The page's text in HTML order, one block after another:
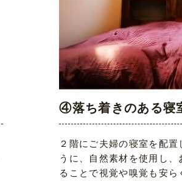
④落ち着きのある寝
２階にご夫婦の寝室を配
うに、自然素材を使用し
ることで視覚や嗅覚も安ら